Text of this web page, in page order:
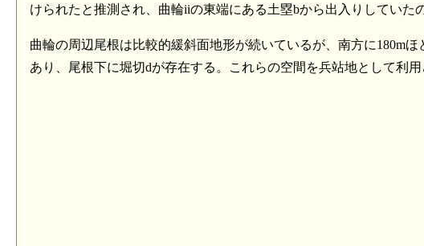
けられたと推測され、曲輪iiの東端にある土塁bから出入りしていた
曲輪の周辺尾根は比較的緩斜面地形が続いているが、南方に180m
あり、尾根下に堀切dが存在する。これらの空間を兵站地として利用